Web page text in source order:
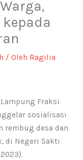
/ Oleh Ragilia
Fraksi
sosialisasi
rembug desa dan
di Negeri Sakti